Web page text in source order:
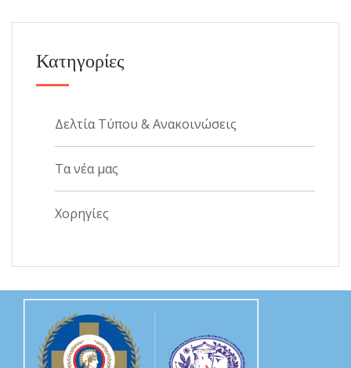
Κατηγορίες
Δελτία Τύπου & Ανακοινώσεις
Τα νέα μας
Χορηγίες